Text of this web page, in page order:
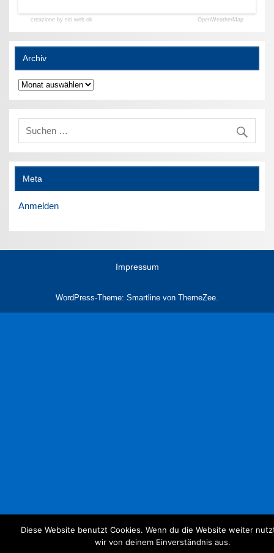
creazione by siti web ok OpenWeatherMap
Archiv
Archiv
Meta
Anmelden
Impressum
WordPress-Theme: Smartline von ThemeZee.
Diese Website benutzt Cookies. Wenn du die Website weiter
wir von deinem Einverständnis aus.